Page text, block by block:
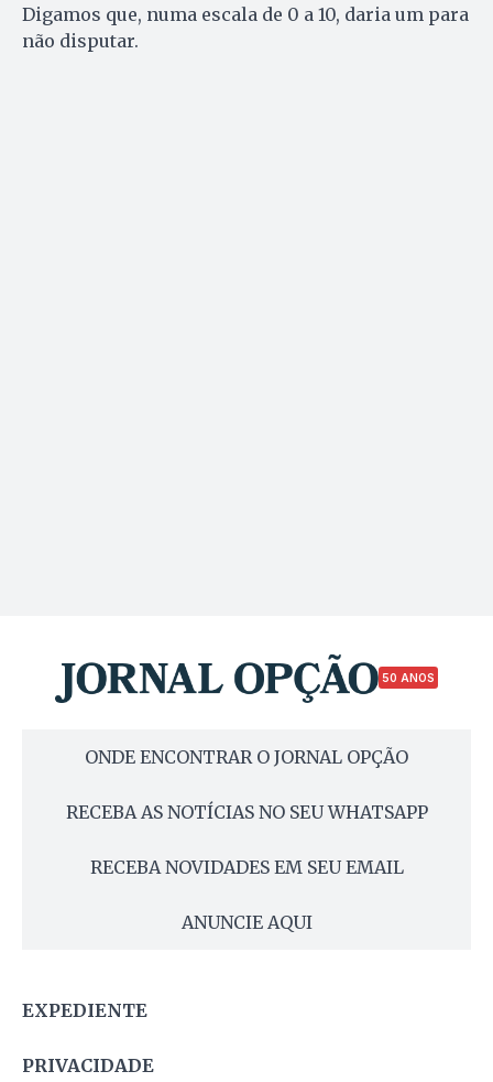
Digamos que, numa escala de 0 a 10, daria um para
não disputar.
50 ANOS
ONDE ENCONTRAR O JORNAL OPÇÃO
RECEBA AS NOTÍCIAS NO SEU WHATSAPP
RECEBA NOVIDADES EM SEU EMAIL
ANUNCIE AQUI
EXPEDIENTE
PRIVACIDADE